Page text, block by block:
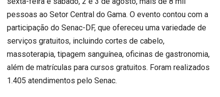
pessoas ao Setor Central do Gama. O evento contou com a
participação do Senac-DF, que ofereceu uma variedade de
serviços gratuitos, incluindo cortes de cabelo,
massoterapia, tipagem sanguínea, oficinas de gastronomia,
além de matrículas para cursos gratuitos. Foram realizados
1.405 atendimentos pelo Senac.